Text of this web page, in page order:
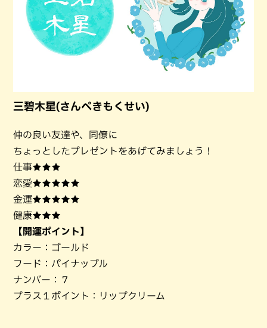
三碧木星(さんぺきもくせい)
仲の良い友達や、同僚に
ちょっとしたプレゼントをあげてみましょう！
仕事★★★
恋愛★★★★★
金運★★★★★
健康★★★
【開運ポイント】
カラー：ゴールド
フード：パイナップル
ナンバー：７
プラス１ポイント：リップクリーム